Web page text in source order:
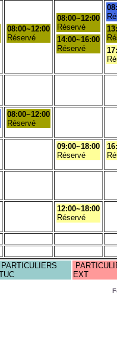
08:00~12:00
Réservé
08:00~12:00
Réservé
14:00~16:00
Réservé
08:00~12:00
Réservé
09:00~18:00
Réservé
12:00~18:00
Réservé
PARTICULIERS
EXT